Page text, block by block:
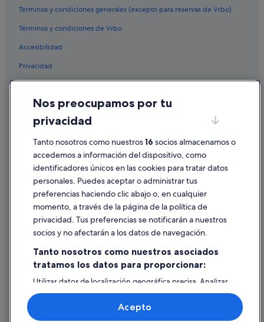
Términos y condiciones generales (excepto para reservas de Vrbo)
Términos y condiciones de Vrbo
Accesibilidad
Privacidad
Condiciones de uso
Información legal/contacto
Pautas sobre el contenido y cómo denunciar contenido
Ayuda
Cancelar un vuelo
Cancelar una reserva de hotel o de un alquiler vacacional
Utilizar un cupón de Expedia
Documentos para viajes internacionales
Nos preocupamos por tu
privacidad
Tanto nosotros como nuestros16 socios almacenamos o
accedemos a información del dispositivo, como
identificadores únicos en las cookies para tratar datos
personales. Puedes aceptar o administrar tus
preferencias haciendo clic abajo o, en cualquier
momento, a través de la página de la política de
privacidad. Tus preferencias se notificarán a nuestros
socios y no afectarán a los datos de navegación.
Tanto nosotros como nuestros asociados
tratamos los datos para proporcionar:
Utilizar datos de localización geográfica precisa. Analizar
activamente las características del dispositivo para su
identificación. Almacenar la información en un dispositivo
y/o acceder a ella. Publicidad y contenido personalizados,
Acepto